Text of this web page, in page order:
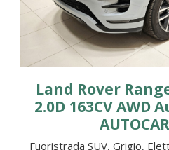
Land Rover
2.0D 163CV AWD
Fuoristrada SUV, Grigio,